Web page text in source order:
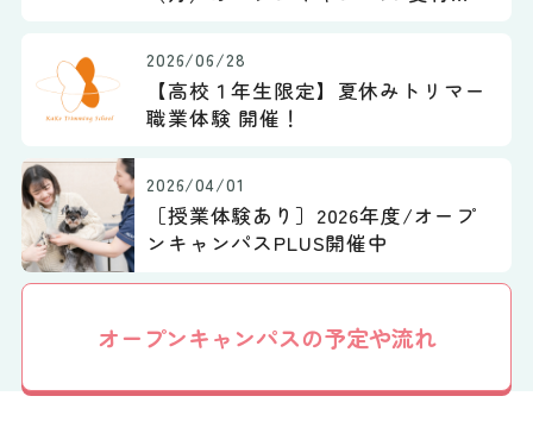
2026/06/28
【高校１年生限定】夏休みトリマー
職業体験 開催！
2026/04/01
［授業体験あり］2026年度/オープ
ンキャンパスPLUS開催中
オープンキャンパスの予定や流れ